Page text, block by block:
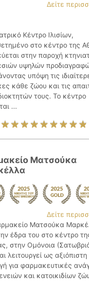
Δείτε
Κέντρο Ιλισίων,
στο κέντρο της
στην παροχή
υψηλών
υπόψη τις
κάθε ζώου και τις
τους. Το κέντρο
...
Ματσούκα
Δείτε
Ματσούκα
έδρα του στο κέντρο
στην Ομόνοια
λειτουργεί ως αξιόπιστη
για φαρμακευτικές
και κατοικιδίων